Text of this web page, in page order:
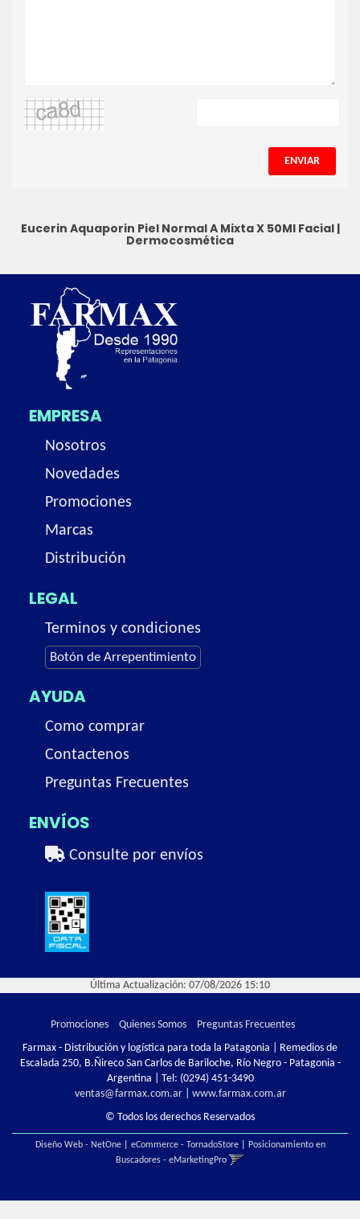
ENVIAR
Eucerin Aquaporin Piel Normal A Mixta X 50Ml Facial|
Dermocosmética
EMPRESA
Nosotros
Novedades
Promociones
Marcas
Distribución
LEGAL
Terminos y condiciones
Botón de Arrepentimiento
AYUDA
Como comprar
Contactenos
Preguntas Frecuentes
ENVÍOS
Consulte por envíos
Última Actualización: 07/08/2026 15:10
Promociones Quienes Somos
Preguntas Frecuentes
Farmax - Distribución y logística para toda la Patagonia | Remedios de
Escalada 250, B.Ñireco San Carlos de Bariloche, Río Negro - Patagonia -
Argentina | Tel: (0294) 451-3490
ventas@farmax.com.ar| www.farmax.com.ar
© Todos los derechos Reservados
Diseño Web - NetOne| eCommerce - TornadoStore|
Posicionamiento en
Buscadores - eMarketingPro